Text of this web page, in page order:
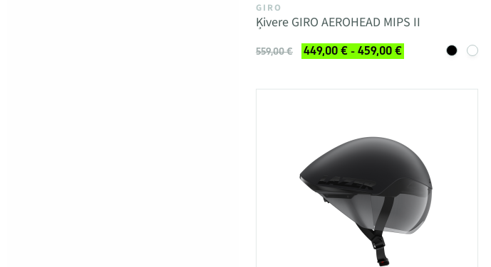
GIRO
Ķivere GIRO AEROHEAD MIPS II
559,00 € 449,00 € - 459,00 €